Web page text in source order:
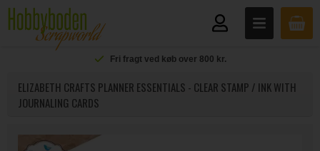
Fri fragt ved køb over 800 kr.
ELIZABETH CRAFTS PLANNER ESSENTIALS - CLEAR STAMP / INK WITH
JOURNALING CARDS